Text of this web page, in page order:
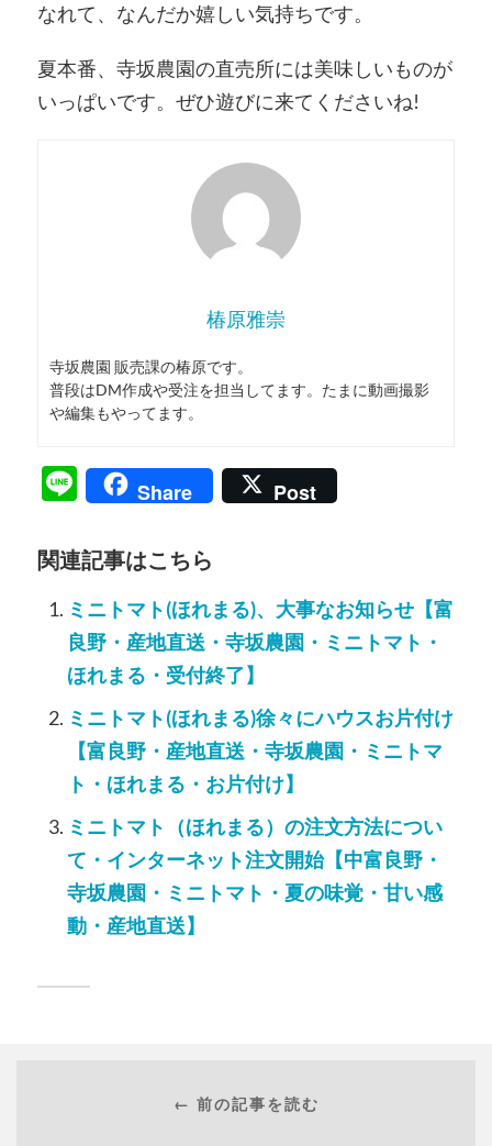
なれて、なんだか嬉しい気持ちです。
夏本番、寺坂農園の直売所には美味しいものが
いっぱいです。ぜひ遊びに来てくださいね!
椿原雅崇
寺坂農園 販売課の椿原です。
普段はDM作成や受注を担当してます。たまに動画撮影
や編集もやってます。
LineShare Post
関連記事はこちら
ミニトマト(ほれまる)、大事なお知らせ【富
良野・産地直送・寺坂農園・ミニトマト・
ほれまる・受付終了】
ミニトマト(ほれまる)徐々にハウスお片付け
【富良野・産地直送・寺坂農園・ミニトマ
ト・ほれまる・お片付け】
ミニトマト（ほれまる）の注文方法につい
て・インターネット注文開始【中富良野・
寺坂農園・ミニトマト・夏の味覚・甘い感
動・産地直送】
← 前の記事を読む